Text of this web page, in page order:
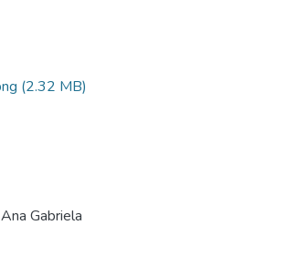
(2.32 MB)
Gabriela